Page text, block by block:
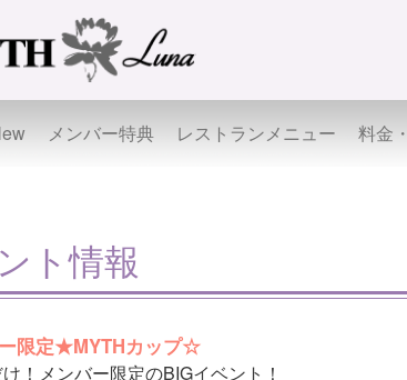
メンバー特典 レストランメニュー 料金
ト情報
限定★MYTHカップ☆
！メンバー限定のBIGイベント！